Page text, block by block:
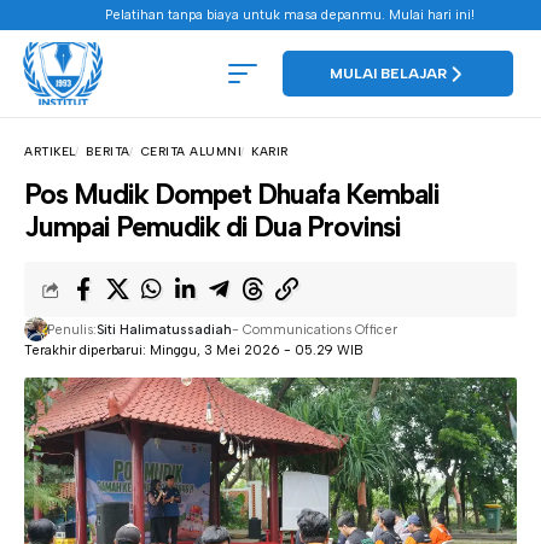
Pelatihan tanpa biaya untuk masa depanmu. Mulai hari ini!
MULAI BELAJAR
ARTIKEL BERITA CERITA ALUMNI KARIR
Pos Mudik Dompet Dhuafa Kembali
Jumpai Pemudik di Dua Provinsi
Terakhir diperbarui: Minggu, 3 Mei 2026 - 05.29 WIB
Penulis:Siti Halimatussadiah- Communications Officer